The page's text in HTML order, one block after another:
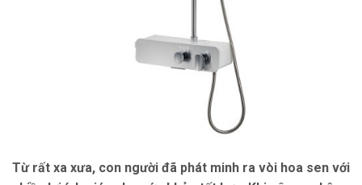
Từ rất xa xưa, con người đã phát minh ra vòi hoa sen với